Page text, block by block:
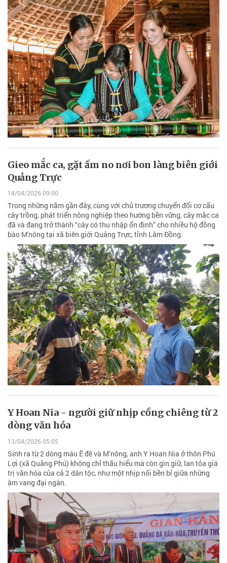
Gieo mắc ca, gặt ấm no nơi bon làng biên giới
Quảng Trực
14/04/2026 09:00
Trong những năm gần đây, cùng với chủ trương chuyển đổi cơ cấu
cây trồng, phát triển nông nghiệp theo hướng bền vững, cây mắc ca
đã và đang trở thành “cây có thu nhập ổn định” cho nhiều hộ đồng
bào M'nông tại xã biên giới Quảng Trực, tỉnh Lâm Đồng.
Y Hoan Nia - người giữ nhịp cồng chiêng từ 2
dòng văn hóa
13/04/2026 05:05
Sinh ra từ 2 dòng máu Ê đê và M’nông, anh Y Hoan Nia ở thôn Phú
Lợi (xã Quảng Phú) không chỉ thấu hiểu mà còn gìn giữ, lan tỏa giá
trị văn hóa của cả 2 dân tộc, như một nhịp nối bền bỉ giữa những
âm vang đại ngàn.